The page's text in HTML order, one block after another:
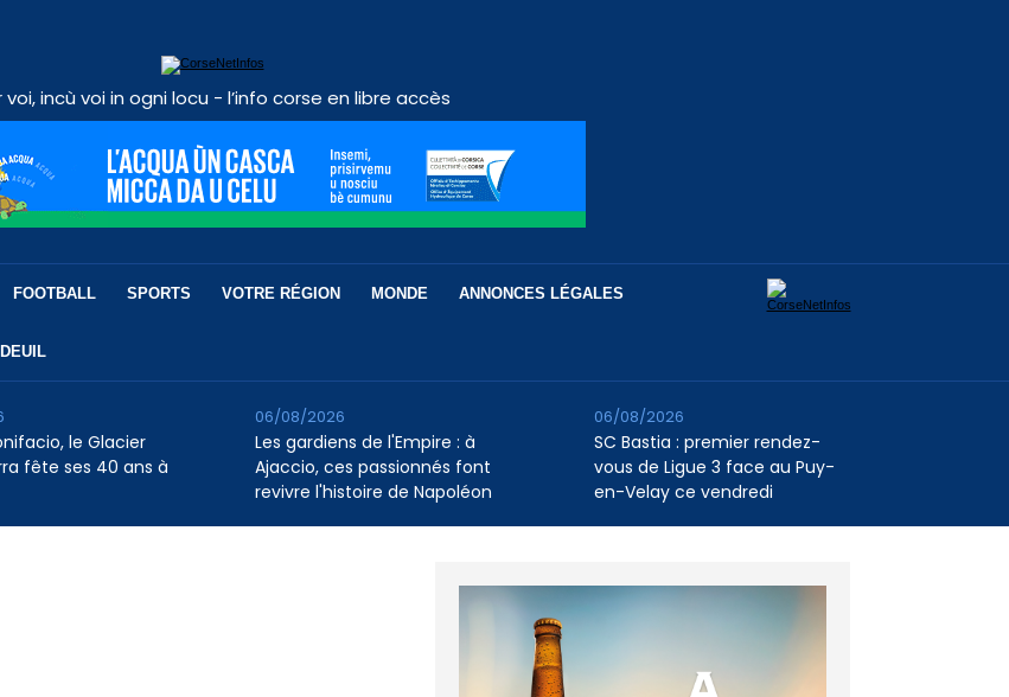
voi, incù voi in ogni locu - l’info corse en libre accès
FOOTBALL SPORTS VOTRE RÉGION MONDE ANNONCES LÉGALES
le Glacier
fête ses 40 ans à
Les gardiens de l'Empire : à
Ajaccio, ces passionnés font
revivre l'histoire de Napoléon
06/08/2026
SC Bastia : premier rendez-
vous de Ligue 3 face au Puy-
en-Velay ce vendredi
06/08/2026